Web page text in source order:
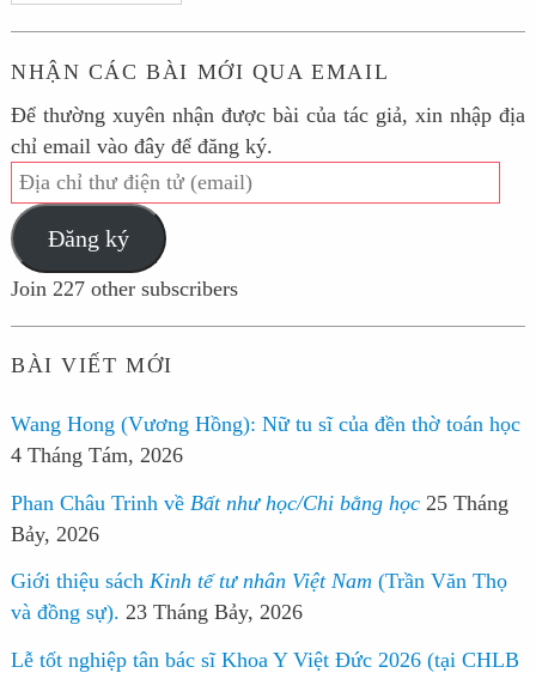
NHẬN CÁC BÀI MỚI QUA EMAIL
Để thường xuyên nhận được bài của tác giả, xin nhập địa
chỉ email vào đây để đăng ký.
Địa
chỉ
thư
điện
tử
(email)
Đăng ký
Join 227 other subscribers
BÀI VIẾT MỚI
Wang Hong (Vương Hồng): Nữ tu sĩ của đền thờ toán học
4 Tháng Tám, 2026
Phan Châu Trinh về Bất như học/Chi bằng học 25 Tháng
Bảy, 2026
Giới thiệu sách Kinh tế tư nhân Việt Nam (Trần Văn Thọ
và đồng sự). 23 Tháng Bảy, 2026
Lễ tốt nghiệp tân bác sĩ Khoa Y Việt Đức 2026 (tại CHLB